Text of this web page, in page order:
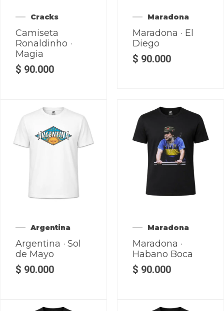
Cracks
Camiseta
Ronaldinho ·
Magia
$ 90.000
Maradona
Maradona · El
Diego
$ 90.000
Argentina
Argentina · Sol
de Mayo
$ 90.000
Maradona
Maradona ·
Habano Boca
$ 90.000